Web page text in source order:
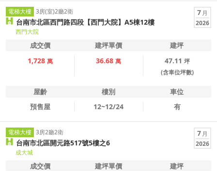
電梯大樓 3房(室)2廳2衛
台南市北區西門路四段【西門大院】A5棟12樓
西門大院
7 月
2026
成交價 建坪單價
建坪
1,728 萬 36.68 萬 47.11 坪
(含車位坪數)
屋齡 樓別
車位
預售屋
12~12/24 有
電梯大樓 3房2廳2衛
台南市北區開元路517號5樓之6
成大城
7 月
2026
成交價 建坪單價
建坪